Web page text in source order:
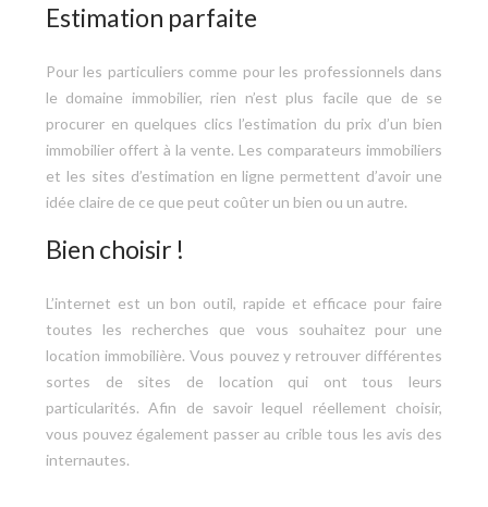
Estimation parfaite
Pour les particuliers comme pour les professionnels dans
le domaine immobilier, rien n’est plus facile que de se
procurer en quelques clics l’estimation du prix d’un bien
immobilier offert à la vente. Les comparateurs immobiliers
et les sites d’estimation en ligne permettent d’avoir une
idée claire de ce que peut coûter un bien ou un autre.
Bien choisir !
L’internet est un bon outil, rapide et efficace pour faire
toutes les recherches que vous souhaitez pour une
location immobilière. Vous pouvez y retrouver différentes
sortes de sites de location qui ont tous leurs
particularités. Afin de savoir lequel réellement choisir,
vous pouvez également passer au crible tous les avis des
internautes.